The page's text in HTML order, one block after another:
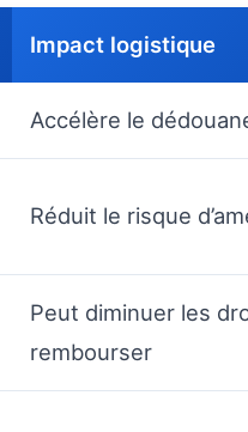
Impact logistique
Accélère le
Réduit le risque
Peut diminuer les
rembourser